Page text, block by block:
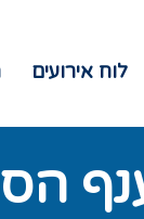
לוח אירועים